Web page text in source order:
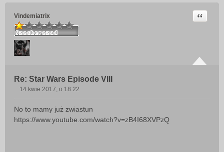
Vindemiatrix
Re: Star Wars Episode VIII
Cytuj
s
t
14 kwie 2017, o 18:22
No to mamy już zwiastun
https://www.youtube.com/watch?v=zB4I68XVPzQ